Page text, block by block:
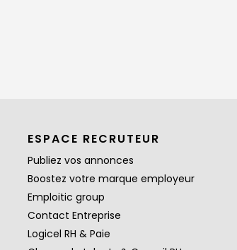
ESPACE RECRUTEUR
Publiez vos annonces
Boostez votre marque employeur
Emploitic group
Contact Entreprise
Logicel RH & Paie